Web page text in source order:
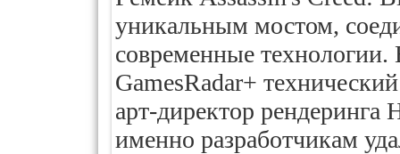
уникальным мостом,
современные
GamesRadar+
арт-директор рендеринга
именно разработчикам